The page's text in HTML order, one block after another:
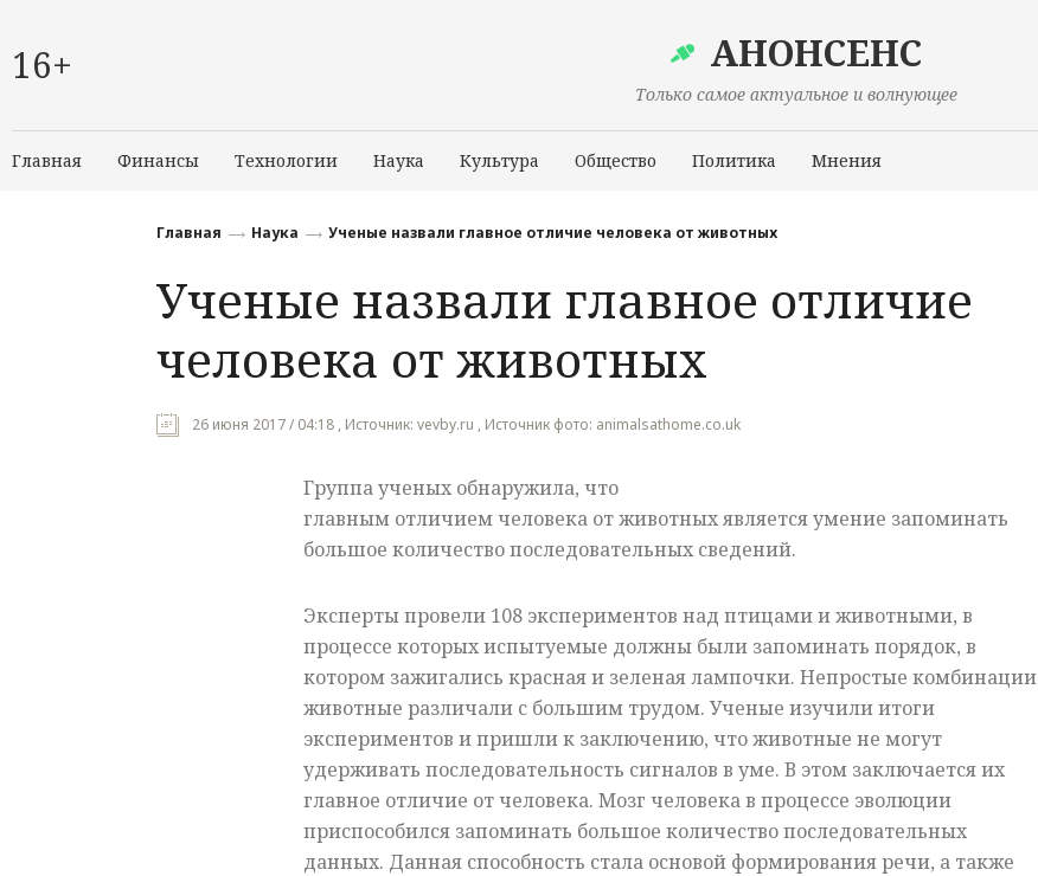
16+ АНОНСЕНС
Только самое актуальное и волнующее
Главная Финансы Технологии Наука Культура Общество Политика Мнения
Происшествия
Главная Наука Ученые назвали главное отличие человека от животных
Ученые назвали главное отличие
человека от животных
26 июня 2017 / 04:18 , Источник: vevby.ru , Источник фото: animalsathome.co.uk
Группа ученых обнаружила, что
главным отличием человека от животных является умение запоминать
большое количество последовательных сведений.
Эксперты провели 108 экспериментов над птицами и животными, в
процессе которых испытуемые должны были запоминать порядок, в
котором зажигались красная и зеленая лампочки. Непростые комбинации
животные различали с большим трудом. Ученые изучили итоги
экспериментов и пришли к заключению, что животные не могут
удерживать последовательность сигналов в уме. В этом заключается их
главное отличие от человека. Мозг человека в процессе эволюции
приспособился запоминать большое количество последовательных
данных. Данная способность стала основой формирования речи, а также